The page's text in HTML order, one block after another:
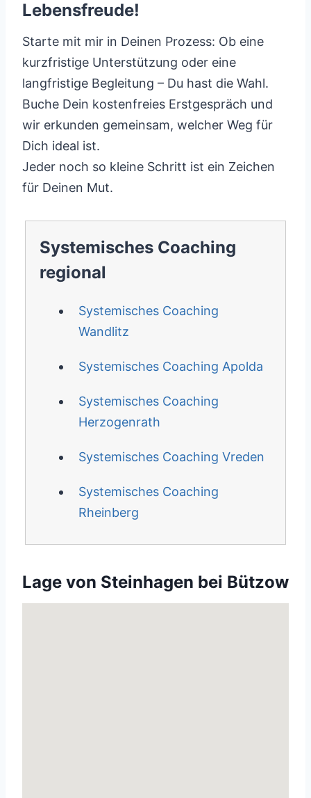
Lebensfreude!
Starte mit mir in Deinen Prozess: Ob eine
kurzfristige Unterstützung oder eine
langfristige Begleitung – Du hast die Wahl.
Buche Dein kostenfreies Erstgespräch und
wir erkunden gemeinsam, welcher Weg für
Dich ideal ist.
Jeder noch so kleine Schritt ist ein Zeichen
für Deinen Mut.
Systemisches Coaching
regional
Systemisches Coaching
Wandlitz
Systemisches Coaching Apolda
Systemisches Coaching
Herzogenrath
Systemisches Coaching Vreden
Systemisches Coaching
Rheinberg
Lage von Steinhagen bei Bützow